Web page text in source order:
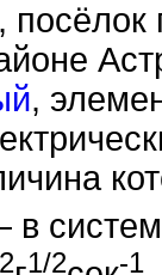
, посёлок
,
в
1/2 -1